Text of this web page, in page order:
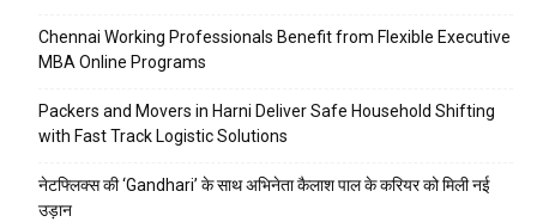
Chennai Working Professionals Benefit from Flexible Executive
MBA Online Programs
Packers and Movers in Harni Deliver Safe Household Shifting
with Fast Track Logistic Solutions
नेटफ्लिक्स की ‘Gandhari’ के साथ अभिनेता कैलाश पाल के करियर को मिली नई
उड़ान